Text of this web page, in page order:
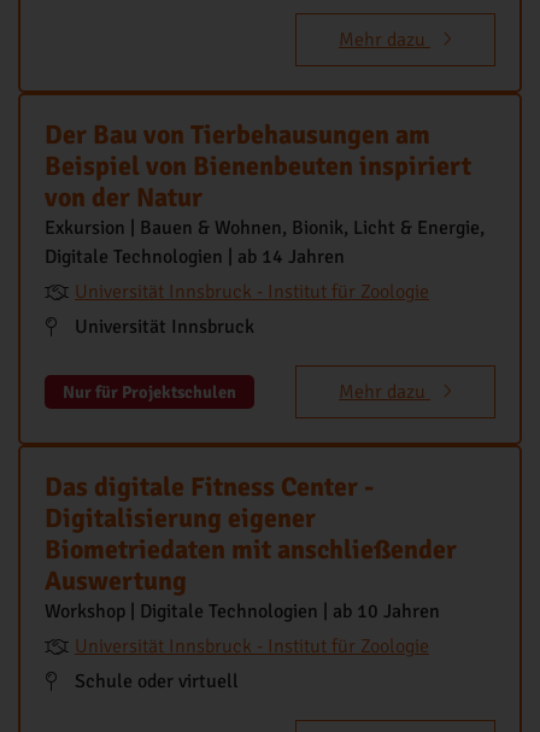
Mehr dazu
Der Bau von Tierbehausungen am
Beispiel von Bienenbeuten inspiriert
von der Natur
Exkursion | Bauen & Wohnen, Bionik, Licht & Energie,
Digitale Technologien | ab 14 Jahren
Universität Innsbruck - Institut für Zoologie
Universität Innsbruck
Nur für Projektschulen Mehr dazu
Das digitale Fitness Center -
Digitalisierung eigener
Biometriedaten mit anschließender
Auswertung
Workshop | Digitale Technologien | ab 10 Jahren
Universität Innsbruck - Institut für Zoologie
Schule oder virtuell